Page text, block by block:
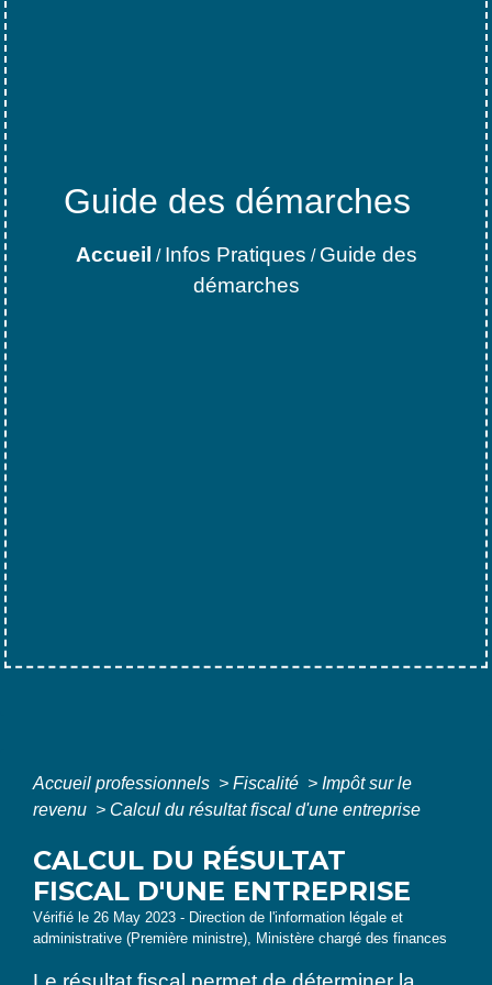
Guide des démarches
Accueil / Infos Pratiques / Guide des
démarches
Accueil professionnels > Fiscalité > Impôt sur le
revenu > Calcul du résultat fiscal d'une entreprise
CALCUL DU RÉSULTAT
FISCAL D'UNE ENTREPRISE
Vérifié le 26 May 2023 - Direction de l'information légale et
administrative (Première ministre), Ministère chargé des finances